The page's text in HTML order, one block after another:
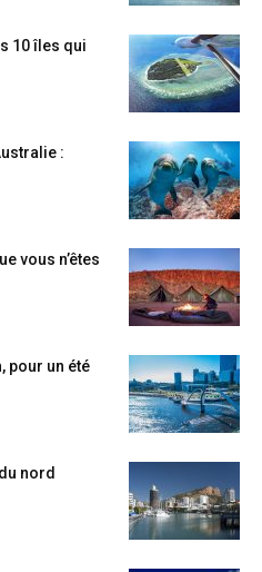
10 îles qui
:
vous n’êtes
pour un été
nord